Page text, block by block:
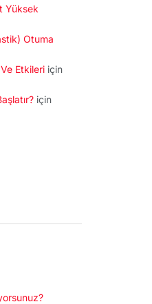
Yüksek
Otuma
Etkileri için
için